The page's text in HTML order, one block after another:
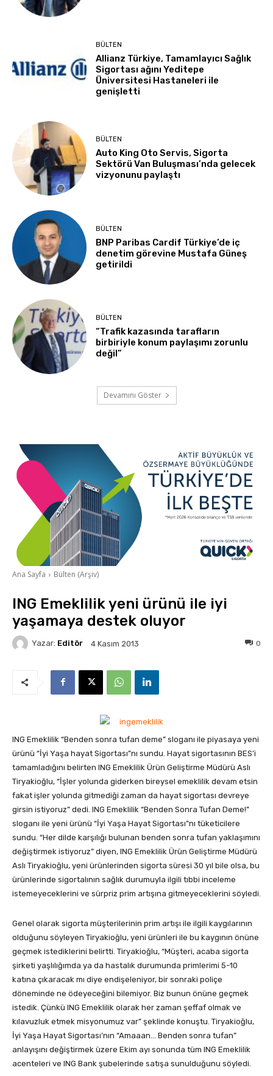
BÜLTEN
Allianz Türkiye, Tamamlayıcı Sağlık
Sigortası ağını Yeditepe
Üniversitesi Hastaneleri ile
genişletti
BÜLTEN
Auto King Oto Servis, Sigorta
Sektörü Van Buluşması’nda gelecek
vizyonunu paylaştı
BÜLTEN
BNP Paribas Cardif Türkiye’de iç
denetim görevine Mustafa Güneş
getirildi
BÜLTEN
“Trafik kazasında tarafların
birbiriyle konum paylaşımı zorunlu
değil”
Devamını Göster